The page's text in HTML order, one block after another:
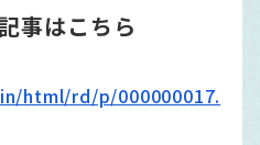
事はこちら
html/rd/p/000000017.